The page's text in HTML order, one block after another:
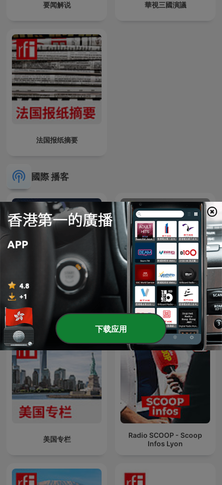
要闻解说 華視三國演議
法国报纸摘要
國際 播客
Les actualités Cogeco
E o Resto é História
美国专栏
Radio SCOOP - Scoop
Infos Lyon
下载应用